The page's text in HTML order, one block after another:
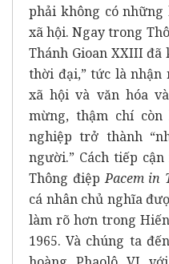
phải không có
xã hội. Ngay trong
Thánh Gioan XXIII
thời đại,” tức là
xã hội và văn hóa
mừng, thậm chí còn
nghiệp trở thành
người.” Cách tiếp
Thông điệpPacem in
cá nhân chủ nghĩa
làm rõ hơn trong
1965. Và chúng ta